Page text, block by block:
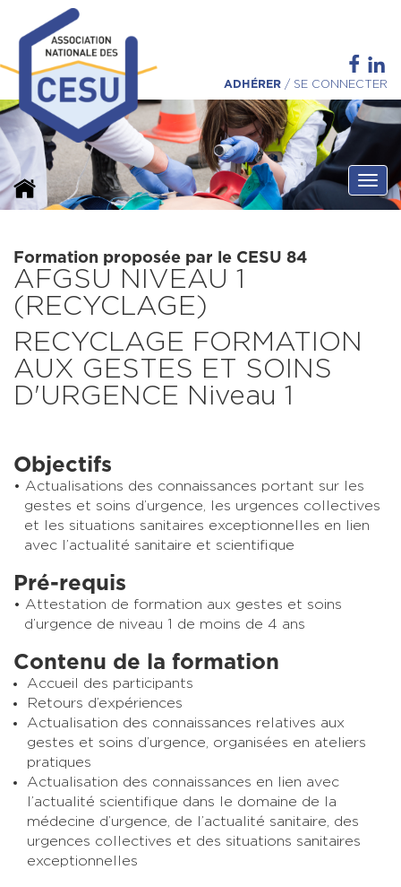
ADHÉRER / SE CONNECTER
Formation proposée par le CESU 84
AFGSU NIVEAU 1
(RECYCLAGE)
RECYCLAGE FORMATION
AUX GESTES ET SOINS
D'URGENCE Niveau 1
Objectifs
Actualisations des connaissances portant sur les
gestes et soins d’urgence, les urgences collectives
et les situations sanitaires exceptionnelles en lien
avec l’actualité sanitaire et scientifique
Pré-requis
Attestation de formation aux gestes et soins
d’urgence de niveau 1 de moins de 4 ans
Contenu de la formation
Accueil des participants
Retours d’expériences
Actualisation des connaissances relatives aux
gestes et soins d’urgence, organisées en ateliers
pratiques
Actualisation des connaissances en lien avec
l’actualité scientifique dans le domaine de la
médecine d’urgence, de l’actualité sanitaire, des
urgences collectives et des situations sanitaires
exceptionnelles